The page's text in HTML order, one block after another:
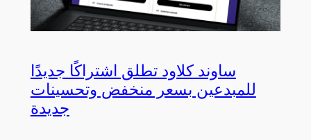
ساوند كلاود تطلق اشتراكًا جديدًا
للمبدعين بسعر منخفض وتحسينات
جديدة